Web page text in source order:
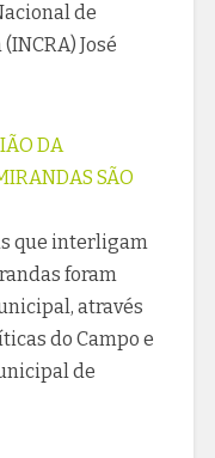
de
José
DA
SÃO
que interligam
foram
através
do Campo e
de